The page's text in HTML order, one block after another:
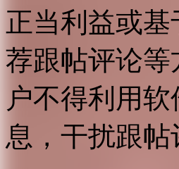
正当利益或
荐跟帖评论
户不得利用
息，干扰跟